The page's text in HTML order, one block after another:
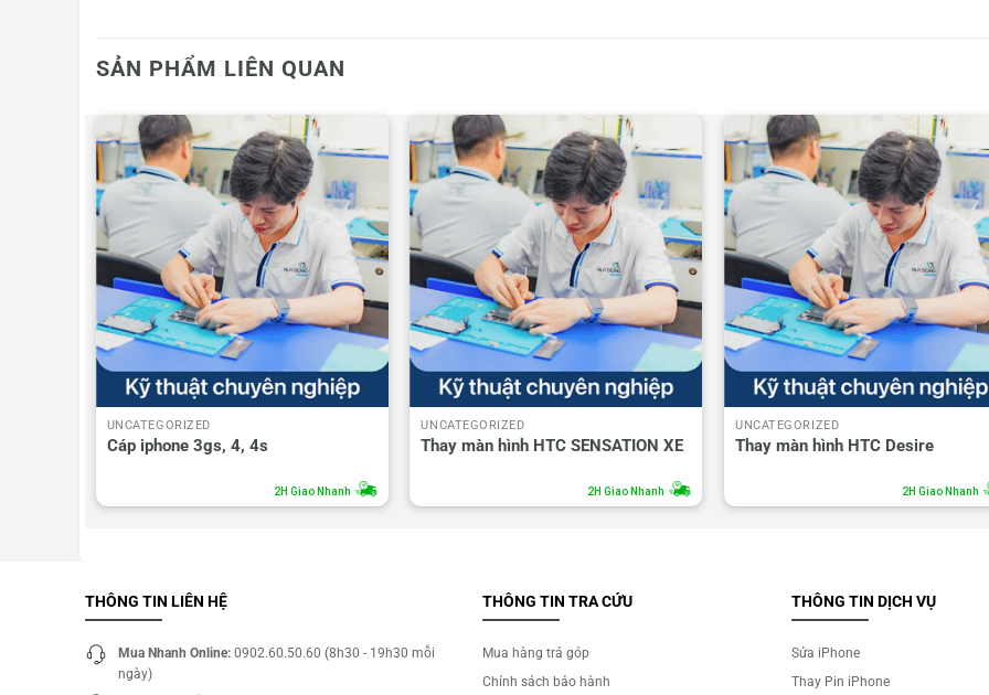
SẢN PHẨM LIÊN QUAN
UNCATEGORIZED
Cáp iphone 3gs, 4, 4s
2H Giao Nhanh
UNCATEGORIZED
Thay màn hình HTC SENSATION XE
2H Giao Nhanh
UNCATEGORIZED
Thay màn hình HTC Desire
2H Giao Nhanh
THÔNG TIN LIÊN HỆ
Mua Nhanh Online: 0902.60.50.60 (8h30 - 19h30 mỗi
ngày)
THÔNG TIN TRA CỨU
Mua hàng trả góp
Chính sách bảo hành
THÔNG TIN DỊCH VỤ
Sửa iPhone
Thay Pin iPhone